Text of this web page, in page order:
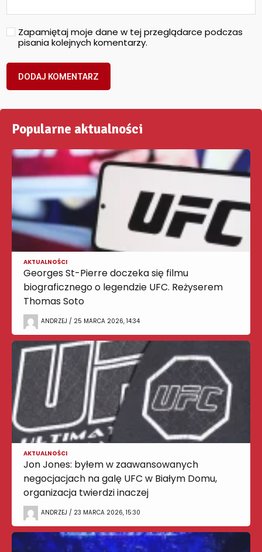
Zapamiętaj moje dane w tej przeglądarce podczas
pisania kolejnych komentarzy.
Popularne aktualności
AKTUALNOŚCI
Georges St-Pierre doczeka się filmu
biograficznego o legendzie UFC. Reżyserem
Thomas Soto
ANDRZEJ / 25 MARCA 2026, 14:34
AKTUALNOŚCI
Jon Jones: byłem w zaawansowanych
negocjacjach na galę UFC w Białym Domu,
organizacja twierdzi inaczej
ANDRZEJ / 23 MARCA 2026, 15:30